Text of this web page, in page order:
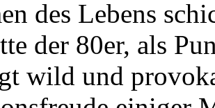
des Lebens
der 80er, als
wild und